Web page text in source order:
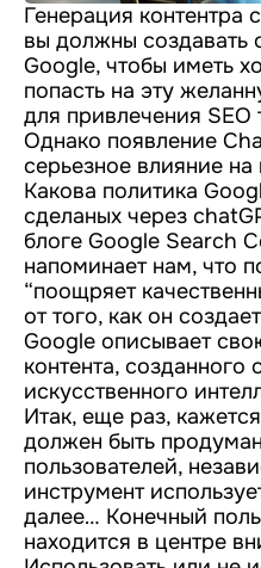
Генерация
вы должны создавать
Google, чтобы иметь
попасть на эту
для привлечения SEO
Однако появление
серьезное влияние на
Какова политика
сделаных через
блоге Google Search
напоминает нам, что
“поощряет
от того, как он
Google описывает
контента,
искусственного
Итак, еще раз,
должен быть
пользователей,
инструмент
далее… Конечный
находится в центре